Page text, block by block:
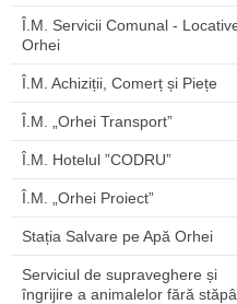
Î.M. Servicii Comunal -
Orhei
Î.M. Achiziții, Comerț și Piețe
Î.M. „Orhei Transport”
Î.M. Hotelul ”CODRU”
Î.M. „Orhei Proiect”
Stația Salvare pe Apă Orhei
Serviciul de supraveghere și
îngrijire a animalelor fără